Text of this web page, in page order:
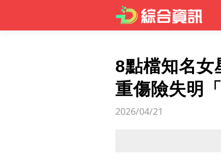
8點檔知名女
重傷險失明
2026/04/21